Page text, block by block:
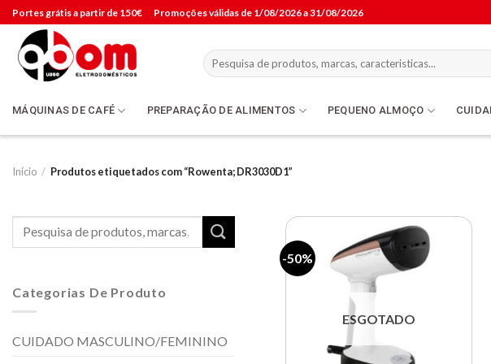
Skip
to
content
Portes grátis a partir de 150€ Promoções válidas de 1/08/2026 a 31/08/2026
Pesquisar
por:
MÁQUINAS DE CAFÉ PREPARAÇÃO DE ALIMENTOS PEQUENO ALMOÇO
Início / Produtos etiquetados com “Rowenta; DR3030D1”
Pesquisar
Categorias De Produto
CUIDADO MASCULINO/FEMININO
-50%
ESGOTADO